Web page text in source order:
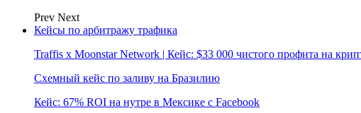
Prev Next
Кейсы по арбитражу трафика
Traffis x Moonstar Network | Кейс: $33 000 чистого профита на
Схемный кейс по заливу на Бразилию
Кейс: 67% ROI на нутре в Мексике с Facebook